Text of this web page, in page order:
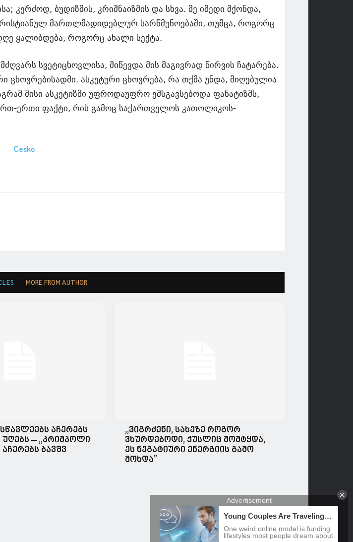
ბუდიზმის, კრიშნაიზმის და სხვა. მე იმედი მქონდა,
მართლმადიდებლურ სარწმუნოებაში, თუმცა, როგორც
ყალიბდება, როგორც ახალი სექტა.
სვეტიცხოვლისა, მიწევდა მის მაგივრად წირვის ჩატარება.
ცხოვრებისადმი. ასკეტური ცხოვრება, რა თქმა უნდა, მიღებულია
მისი ასკეტიზმი უფროდაუფრო ემსგავსებოდა ფანატიზმს,
ერთი ფაქტი, რის გამოც საქართველოს კათოლიკოს-
MORE FROM AUTHOR
აჩერებს
– ,,კრიმპოლი
ბავშვ
,,ვიგრძენი, სახეზე როგორ
ვხურდებოდი, ქუსლიც მომტყდა,
ეს ნეგატიური ენერგიის გამო
მოხდა”